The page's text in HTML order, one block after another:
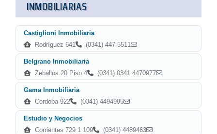
INMOBILIARIAS
Castiglioni Inmobiliaria
Rodríguez 641
(0341) 447-5511
Belgrano Inmobiliaria
Zeballos 20 Piso 4
(0341) 0341 4470977
Gama Inmobiliaria
Cordoba 922
(0341) 4494995
Estudio y Negocios
Corrientes 729 1 109
(0341) 4489463